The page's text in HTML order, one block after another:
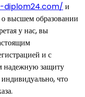
и
о высшем образовании
у нас, вы
и с
надежную защиту
что